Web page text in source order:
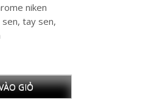
niken
tay sen,
GIỎ